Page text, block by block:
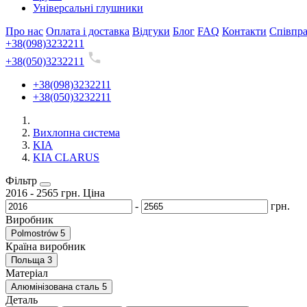
Універсальні глушники
Про нас Оплата і доставка Відгуки Блог FAQ Контакти
+38(098)3232211
+38(050)3232211
+38(098)3232211
+38(050)3232211
Вихлопна система
KIA
KIA CLARUS
Фільтр
2016 - 2565 грн. Ціна
-
грн.
Виробник
Polmostrów 5
Країна виробник
Польща 3
Матеріал
Алюмінізована сталь 5
Деталь